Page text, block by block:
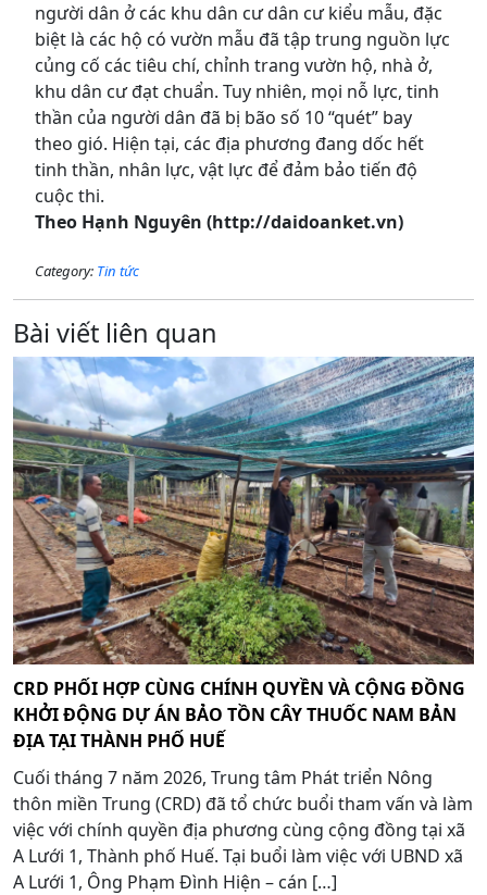
người dân ở các khu dân cư dân cư kiểu mẫu, đặc
biệt là các hộ có vườn mẫu đã tập trung nguồn lực
củng cố các tiêu chí, chỉnh trang vườn hộ, nhà ở,
khu dân cư đạt chuẩn. Tuy nhiên, mọi nỗ lực, tinh
thần của người dân đã bị bão số 10 “quét” bay
theo gió. Hiện tại, các địa phương đang dốc hết
tinh thần, nhân lực, vật lực để đảm bảo tiến độ
cuộc thi.
Theo Hạnh Nguyên (http://daidoanket.vn)
Category: Tin tức
Bài viết liên quan
CRD PHỐI HỢP CÙNG CHÍNH QUYỀN VÀ CỘNG ĐỒNG
KHỞI ĐỘNG DỰ ÁN BẢO TỒN CÂY THUỐC NAM BẢN
ĐỊA TẠI THÀNH PHỐ HUẾ
Cuối tháng 7 năm 2026, Trung tâm Phát triển Nông
thôn miền Trung (CRD) đã tổ chức buổi tham vấn và làm
việc với chính quyền địa phương cùng cộng đồng tại xã
A Lưới 1, Thành phố Huế. Tại buổi làm việc với UBND xã
A Lưới 1, Ông Phạm Đình Hiện – cán […]